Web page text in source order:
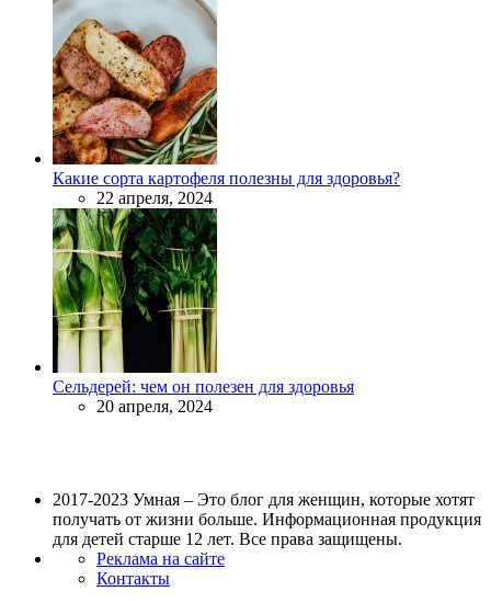
Какие сорта картофеля полезны для здоровья?
22 апреля, 2024
Сельдерей: чем он полезен для здоровья
20 апреля, 2024
2017-2023 Умная – Это блог для женщин, которые хотят
получать от жизни больше. Информационная продукция
для детей старше 12 лет. Все права защищены.
Реклама на сайте
Контакты